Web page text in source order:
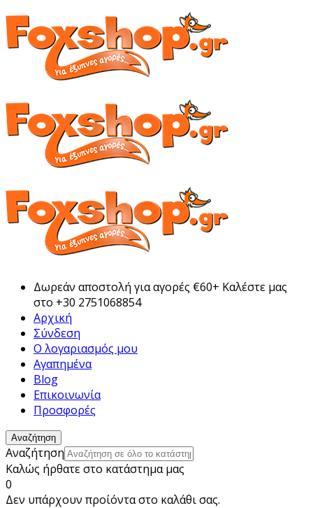
Δωρεάν αποστολή για αγορές €60+ Καλέστε μας
στο +30 2751068854
Αρχική
Σύνδεση
Ο λογαριασμός μου
Αγαπημένα
Blog
Επικοινωνία
Προσφορές
Αναζήτηση
Αναζήτηση
Καλώς ήρθατε στο κατάστημα μας
0
Δεν υπάρχουν προίόντα στο καλάθι σας.